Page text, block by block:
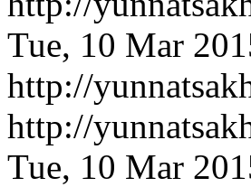
Tue, 10 Mar
http://
http://
Tue, 10 Mar